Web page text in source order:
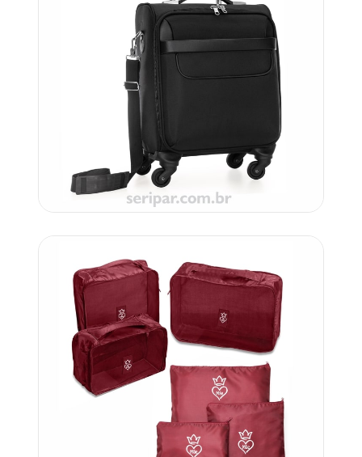
Código: IF 3026X
Carrinho
Código: UP 18538
Carrinho
Orçar